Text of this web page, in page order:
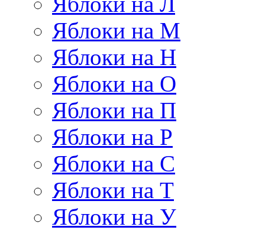
Яблоки на М
Яблоки на Н
Яблоки на О
Яблоки на П
Яблоки на Р
Яблоки на С
Яблоки на Т
Яблоки на У